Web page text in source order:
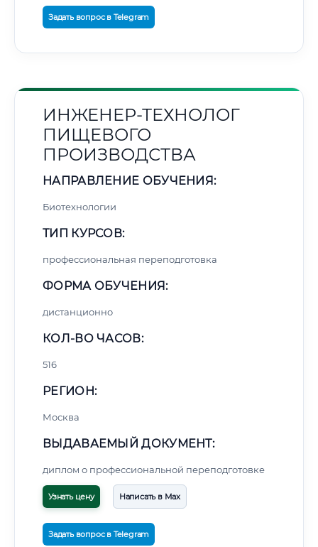
Задать вопрос в Telegram
ИНЖЕНЕР-ТЕХНОЛОГ
ПИЩЕВОГО
ПРОИЗВОДСТВА
НАПРАВЛЕНИЕ ОБУЧЕНИЯ:
Биотехнологии
ТИП КУРСОВ:
профессиональная переподготовка
ФОРМА ОБУЧЕНИЯ:
дистанционно
КОЛ-ВО ЧАСОВ:
516
РЕГИОН:
Москва
ВЫДАВАЕМЫЙ ДОКУМЕНТ:
диплом о профессиональной переподготовке
Узнать цену Написать в Max
Задать вопрос в Telegram